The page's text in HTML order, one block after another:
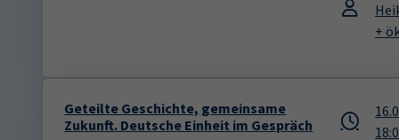
+
Geteilte Geschichte, gemeinsame
Zukunft. Deutsche Einheit im Gespräch